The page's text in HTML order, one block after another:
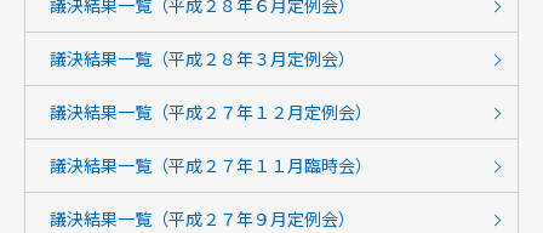
議決結果一覧（平成２８年６月定例会）
議決結果一覧（平成２８年３月定例会）
議決結果一覧（平成２７年１２月定例会）
議決結果一覧（平成２７年１１月臨時会）
議決結果一覧（平成２７年９月定例会）